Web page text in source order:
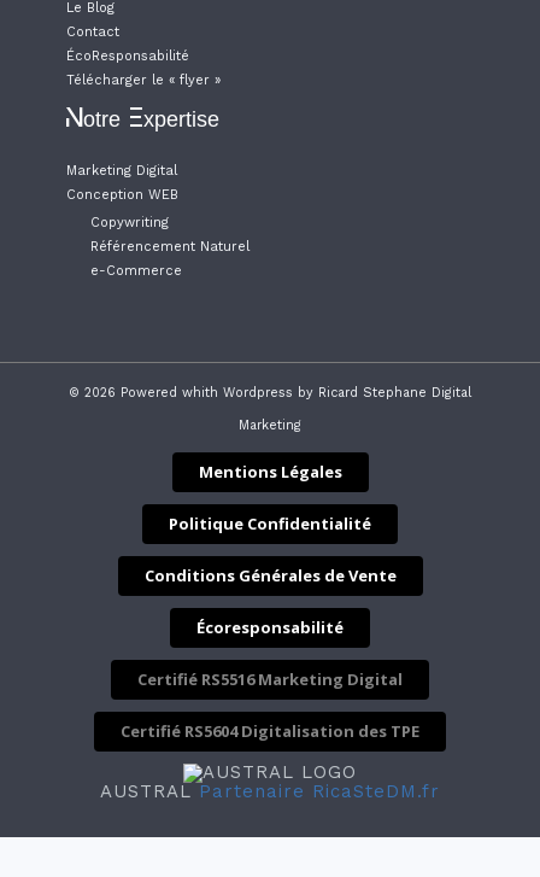
Le Blog
Contact
ÉcoResponsabilité
Télécharger le « flyer »
Notre Expertise
Marketing Digital
Conception WEB
Copywriting
Référencement Naturel
e-Commerce
© 2026 Powered whith Wordpress by Ricard Stephane Digital
Marketing
Mentions Légales
Politique Confidentialité
Conditions Générales de Vente
Écoresponsabilité
Certifié RS5516 Marketing Digital
Certifié RS5604 Digitalisation des TPE
AUSTRAL Partenaire RicaSteDM.fr